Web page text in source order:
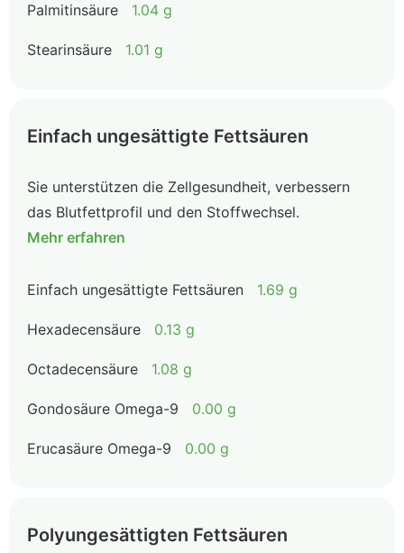
Palmitinsäure 1.04 g
Stearinsäure 1.01 g
Einfach ungesättigte Fettsäuren
Sie unterstützen die Zellgesundheit, verbessern
das Blutfettprofil und den Stoffwechsel.
Mehr erfahren
Einfach ungesättigte Fettsäuren 1.69 g
Hexadecensäure 0.13 g
Octadecensäure 1.08 g
Gondosäure Omega-9 0.00 g
Erucasäure Omega-9 0.00 g
Polyungesättigten Fettsäuren